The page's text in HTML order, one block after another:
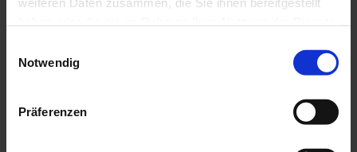
Notwendig
Präferenzen
FAMILY PREMIUM APARTMENT 4 PERSONS